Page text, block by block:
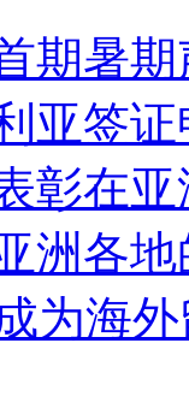
期暑
亚签
彰在
洲各
为海